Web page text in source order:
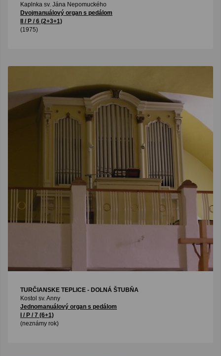
Kaplnka sv. Jána Nepomuckého
Dvojmanuálový organ s pedálom
II / P / 6 (2+3+1)
(1975)
TURČIANSKE TEPLICE - DOLNÁ ŠTUBŇA
Kostol sv. Anny
Jednomanuálový organ s pedálom
I / P / 7 (6+1)
(neznámy rok)